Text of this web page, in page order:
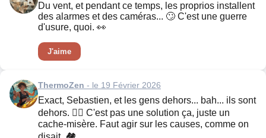
Du vent, et pendant ce temps, les proprios installent
des alarmes et des caméras... 🙄 C'est une guerre
d'usure, quoi. 👀
J'aime
ThermoZen - le 19 Février 2026
Exact, Sebastien, et les gens dehors... bah... ils sont
dehors. 🤷‍♂️ C'est pas une solution ça, juste un
cache-misère. Faut agir sur les causes, comme on